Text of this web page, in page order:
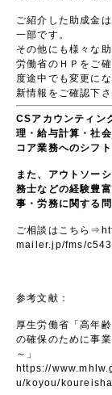
ご紹介した助成金
一部です。
その他にも様々な
労働省のＨＰをご
度途中でも変更に
新情報をご確認下さ
CSアカウンティン
理・給与計算・社
コア業務へのシフ
また、アウトソー
務士などの経験豊
事・労務に関する
ご相談はこちら
mailer.jp/fms/
参考文献：
厚生労働省「高年
の確保のために事
～」
https://
u/koyou/